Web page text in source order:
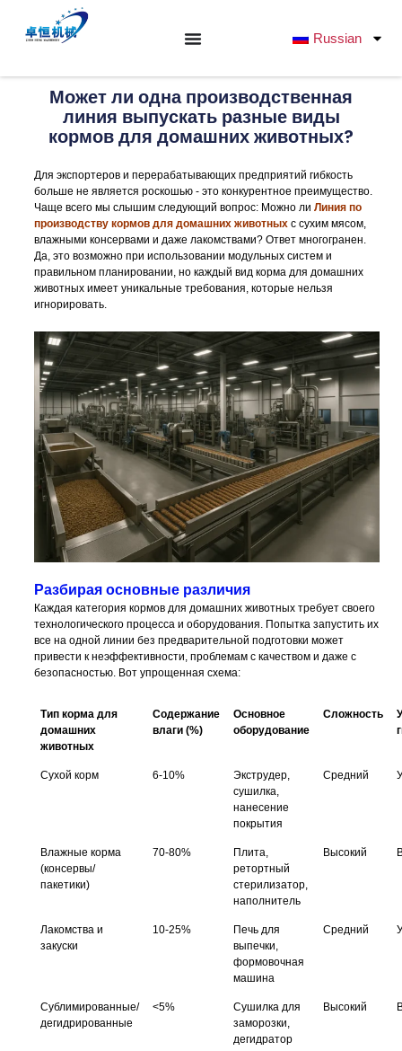
Russian
Может ли одна производственная
линия выпускать разные виды
кормов для домашних животных?
Для экспортеров и перерабатывающих предприятий гибкость
больше не является роскошью - это конкурентное преимущество.
Чаще всего мы слышим следующий вопрос: Можно ли Линия по
производству кормов для домашних животныхс сухим мясом,
влажными консервами и даже лакомствами? Ответ многогранен.
Да, это возможно при использовании модульных систем и
правильном планировании, но каждый вид корма для домашних
животных имеет уникальные требования, которые нельзя
игнорировать.
Разбирая основные различия
Каждая категория кормов для домашних животных требует своего
технологического процесса и оборудования. Попытка запустить их
все на одной линии без предварительной подготовки может
привести к неэффективности, проблемам с качеством и даже с
безопасностью. Вот упрощенная схема:
Тип корма для
домашних
животных
Содержание
влаги (%)
Основное
оборудование
Сложность
Сухой корм 6-10%
Экструдер,
сушилка,
нанесение
покрытия
Средний
Влажные корма
(консервы/
пакетики)
70-80%
Плита,
ретортный
стерилизатор,
наполнитель
Высокий
Лакомства и
закуски
10-25%
Печь для
выпечки,
формовочная
машина
Средний
Сублимированные/
дегидрированные
<5%
Сушилка для
заморозки,
дегидратор
Высокий